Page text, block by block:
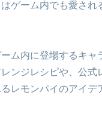
ゲーム内でも愛され
ム内に登場するキャ
ンジレシピや、公式
レモンパイのアイデ